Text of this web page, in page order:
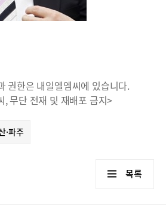
권한은 내일엘엠씨에 있습니다.
무단 전재 및 재배포 금지>
·파주
목록